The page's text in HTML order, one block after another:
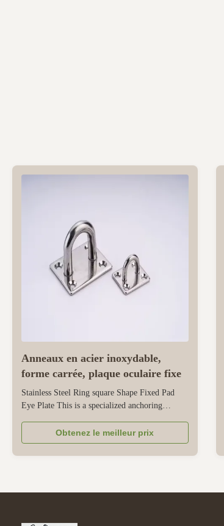
Anneaux en acier inoxydable,
forme carrée, plaque oculaire fixe
Stainless Steel Ring square Shape Fixed Pad
Eye Plate This is a specialized anchoring
rigging and suspension. The square shape of the
eye pad provides a stable and flat mounting
base, ensuring even weight distribution when
Obtenez le meilleur prix